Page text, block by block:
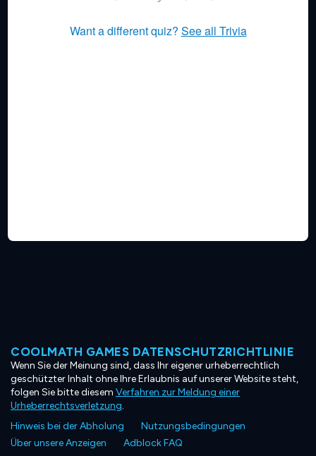
Want a different quiz? See all Trivia
COOLMATH GAMES DATENSCHUTZRICHTLINIE
Wenn Sie der Meinung sind, dass Ihr eigener urheberrechtlich
geschützter Inhalt ohne Ihre Erlaubnis auf unserer Website steht,
folgen Sie bitte diesem Verfahren zur Meldung einer
Urheberrechtsverletzung.
Hinweis bei der Abholung
Nutzungsbedingungen
Über unsere Anzeigen
Adblock FAQ